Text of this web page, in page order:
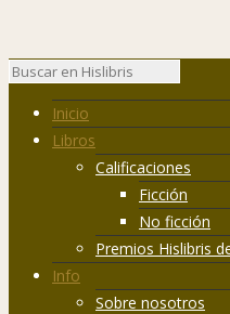
Inicio
Libros
Calificaciones
Ficción
No ficción
Premios Hislibris
Info
Sobre nosotros